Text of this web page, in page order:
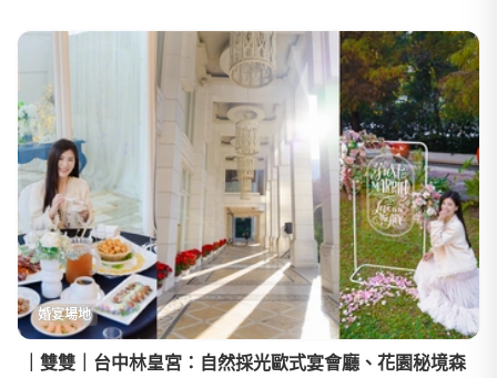
婚宴場地
｜雙雙｜台中林皇宮：自然採光歐式宴會廳、花園秘境森